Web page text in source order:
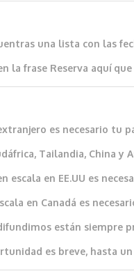
una lista con las
la frase Reserva aquí
es necesario tu
Tailandia, China
escala en EE.UU es
en Canadá es
están siempre
es breve, hasta